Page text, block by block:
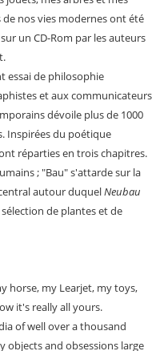
nos vies modernes ont été
un CD-Rom par les auteurs
essai de philosophie
et aux communicateurs
dévoile plus de 1000
Inspirées du poétique
réparties en trois chapitres.
; "Bau" s'attarde sur la
autour duquelNeubau
de plantes et de
horse, my Learjet, my toys,
it's really all yours.
of well over a thousand
objects and obsessions large